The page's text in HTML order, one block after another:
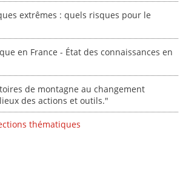
extrêmes : quels risques pour le
en France - État des connaissances en
de montagne au changement
des actions et outils."
thématiques